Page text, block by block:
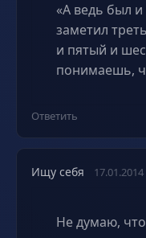
«А ведь был
заметил
и пятый и
понимаешь,
Ответить
Ищу себя
Не думаю,